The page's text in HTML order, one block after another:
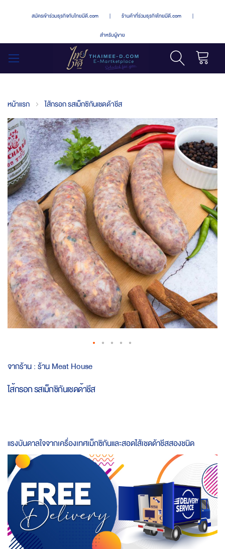
สมัครเข้าร่วมธุรกิจกับไทยมีดี.com | ร้านค้าที่ร่วมธุรกิจไทยมีดี.com |
สำหรับผู้ขาย
หน้าแรก ไส้กรอก รสเม็กซิกันเชดด้าชีส
Skip
to
the
end
of
the
images
gallery
to
beginning
จากร้าน :ร้าน Meat House
ไส้กรอก รสเม็กซิกันเชดด้าชีส
แรงบันดาลใจจากเครื่องเทศเม็กซิกันและสอดไส้เชดด้าชีสสองชนิด